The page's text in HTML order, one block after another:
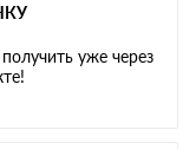
уже через